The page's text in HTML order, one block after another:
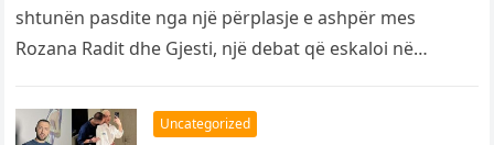
shtunën pasdite nga një përplasje e ashpër mes
Rozana Radit dhe Gjesti, një debat që eskaloi në…
Uncategorized